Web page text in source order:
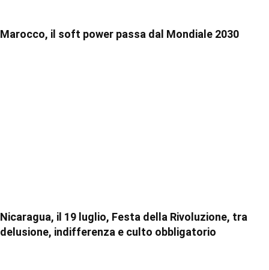
Marocco, il soft power passa dal Mondiale 2030
Nicaragua, il 19 luglio, Festa della Rivoluzione, tra
delusione, indifferenza e culto obbligatorio